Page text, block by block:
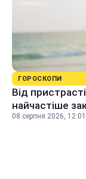
ГОРОСКОПИ
Від
найчастіше
08 серпня 2026, 12:01